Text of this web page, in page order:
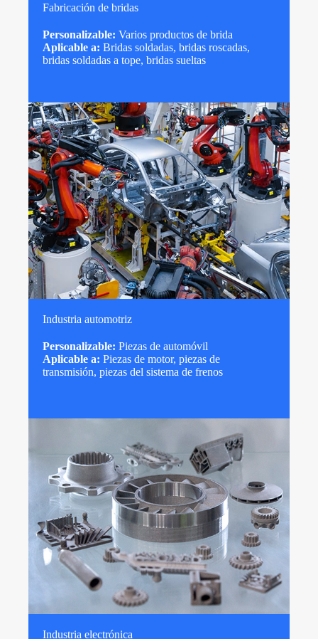
Fabricación de bridas
Personalizable: Varios productos de brida
Aplicable a: Bridas soldadas, bridas roscadas,
bridas soldadas a tope, bridas sueltas
Industria automotriz
Personalizable: Piezas de automóvil
Aplicable a: Piezas de motor, piezas de
transmisión, piezas del sistema de frenos
Industria electrónica